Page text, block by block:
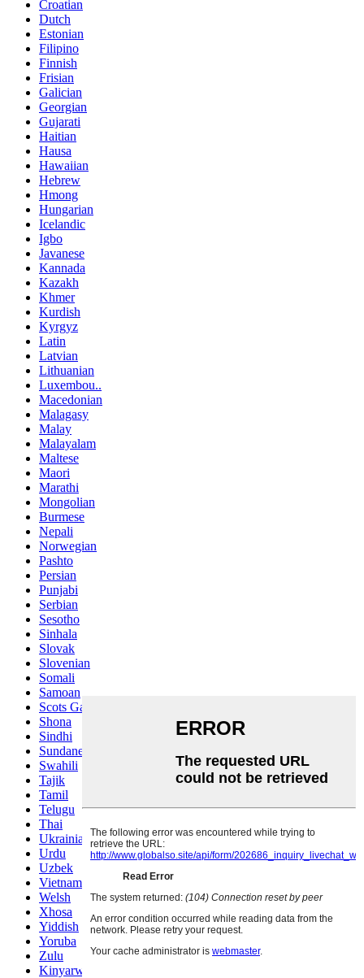
Croatian
Dutch
Estonian
Filipino
Finnish
Frisian
Galician
Georgian
Gujarati
Haitian
Hausa
Hawaiian
Hebrew
Hmong
Hungarian
Icelandic
Igbo
Javanese
Kannada
Kazakh
Khmer
Kurdish
Kyrgyz
Latin
Latvian
Lithuanian
Luxembou..
Macedonian
Malagasy
Malay
Malayalam
Maltese
Maori
Marathi
Mongolian
Burmese
Nepali
Norwegian
Pashto
Persian
Punjabi
Serbian
Sesotho
Sinhala
Slovak
Slovenian
Somali
Samoan
Scots Gaelic
Shona
Sindhi
Sundanese
Swahili
Tajik
Tamil
Telugu
Thai
Ukrainian
Urdu
Uzbek
Vietnamese
Welsh
Xhosa
Yiddish
Yoruba
Zulu
Kinyarwanda